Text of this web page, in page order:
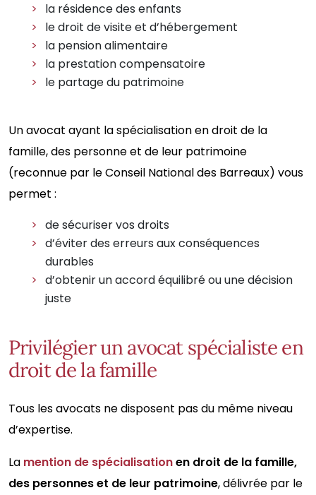
la résidence des enfants
le droit de visite et d’hébergement
la pension alimentaire
la prestation compensatoire
le partage du patrimoine
Un avocat ayant la spécialisation en droit de la
famille, des personne et de leur patrimoine
(reconnue par le Conseil National des Barreaux) vous
permet :
de sécuriser vos droits
d’éviter des erreurs aux conséquences
durables
d’obtenir un accord équilibré ou une décision
juste
Privilégier un avocat spécialiste en
droit de la famille
Tous les avocats ne disposent pas du même niveau
d’expertise.
La mention de spécialisationen droit de la famille,
des personnes et de leur patrimoine, délivrée par le